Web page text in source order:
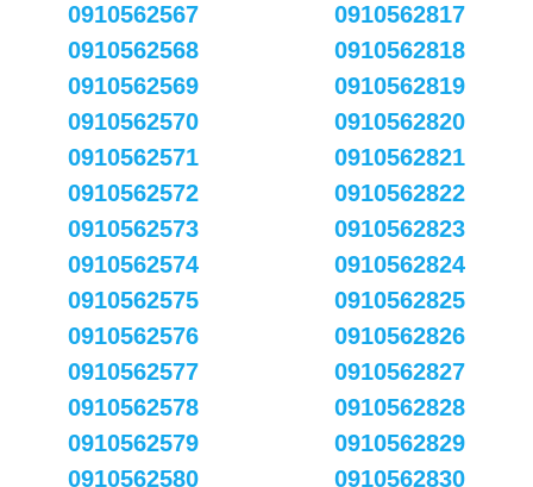
0910562567
0910562568
0910562569
0910562570
0910562571
0910562572
0910562573
0910562574
0910562575
0910562576
0910562577
0910562578
0910562579
0910562580
0910562817
0910562818
0910562819
0910562820
0910562821
0910562822
0910562823
0910562824
0910562825
0910562826
0910562827
0910562828
0910562829
0910562830